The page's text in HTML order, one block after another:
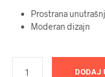
Prostrana
Moderan dizajn
DODAJ